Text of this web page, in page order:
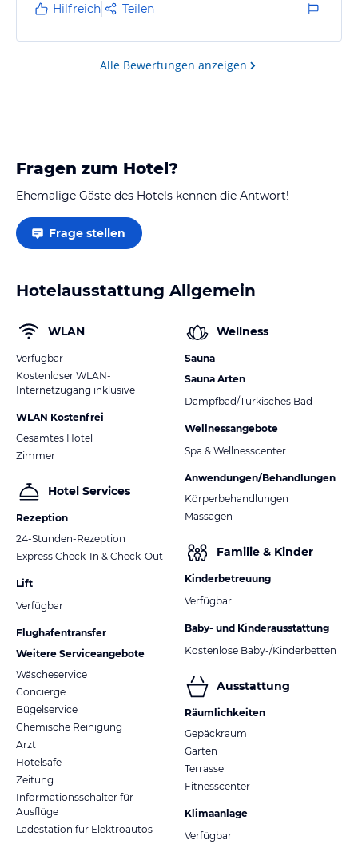
Hilfreich Teilen
Alle Bewertungen anzeigen
Fragen zum Hotel?
Ehemalige Gäste des Hotels kennen die Antwort!
Frage stellen
Hotelausstattung Allgemein
WLAN
Verfügbar
Kostenloser WLAN-
Internetzugang inklusive
WLAN Kostenfrei
Gesamtes Hotel
Zimmer
Hotel Services
Rezeption
24-Stunden-Rezeption
Express Check-In & Check-Out
Lift
Verfügbar
Flughafentransfer
Weitere Serviceangebote
Wäscheservice
Concierge
Bügelservice
Chemische Reinigung
Arzt
Hotelsafe
Zeitung
Informationsschalter für
Ausflüge
Ladestation für Elektroautos
Wellness
Sauna
Sauna Arten
Dampfbad/Türkisches Bad
Wellnessangebote
Spa & Wellnesscenter
Anwendungen/Behandlungen
Körperbehandlungen
Massagen
Familie & Kinder
Kinderbetreuung
Verfügbar
Baby- und Kinderausstattung
Kostenlose Baby-/Kinderbetten
Ausstattung
Räumlichkeiten
Gepäckraum
Garten
Terrasse
Fitnesscenter
Klimaanlage
Verfügbar